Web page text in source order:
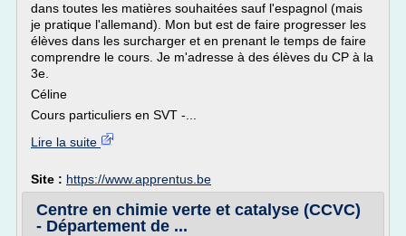
dans toutes les matières souhaitées sauf l'espagnol (mais
je pratique l'allemand). Mon but est de faire progresser les
élèves dans les surcharger et en prenant le temps de faire
comprendre le cours. Je m'adresse à des élèves du CP à la
3e.
Céline
Cours particuliers en SVT -...
Lire la suite
Site : https://www.apprentus.be
Centre en chimie verte et catalyse (CCVC)
- Département de ...